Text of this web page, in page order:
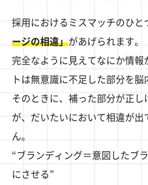
採用におけるミスマッチのひと
ージの相違」があげられます。
完全なように見えてなにか情報
トは無意識に不足した部分を脳
そのときに、補った部分が正し
が、だいたいにおいて相違が出
ん。
“ブランディング＝意図したブ
にさせる”